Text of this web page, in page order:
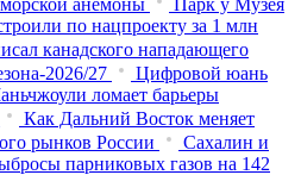
по нацпроекту за 1 млн
канадского нападающего
2026/27
Цифровой юань
ломает барьеры
Как Дальний Восток меняет
рынков России
Сахалин и
парниковых газов на 142